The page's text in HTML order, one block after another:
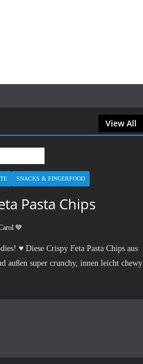
View All
SNACKS & FINGERFOOD
Pasta Chips
💙
♥︎ Diese Crispy Feta Pasta Chips aus
außen super crunchy, innen leicht chewy